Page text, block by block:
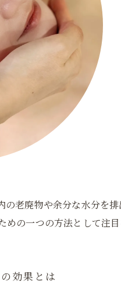
老廃物や余分な水分を
の一つの方法として注目
効果とは